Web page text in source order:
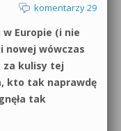
komentarzy 29
Europie (i nie
nowej wówczas
za kulisy tej
kto tak naprawdę
tak